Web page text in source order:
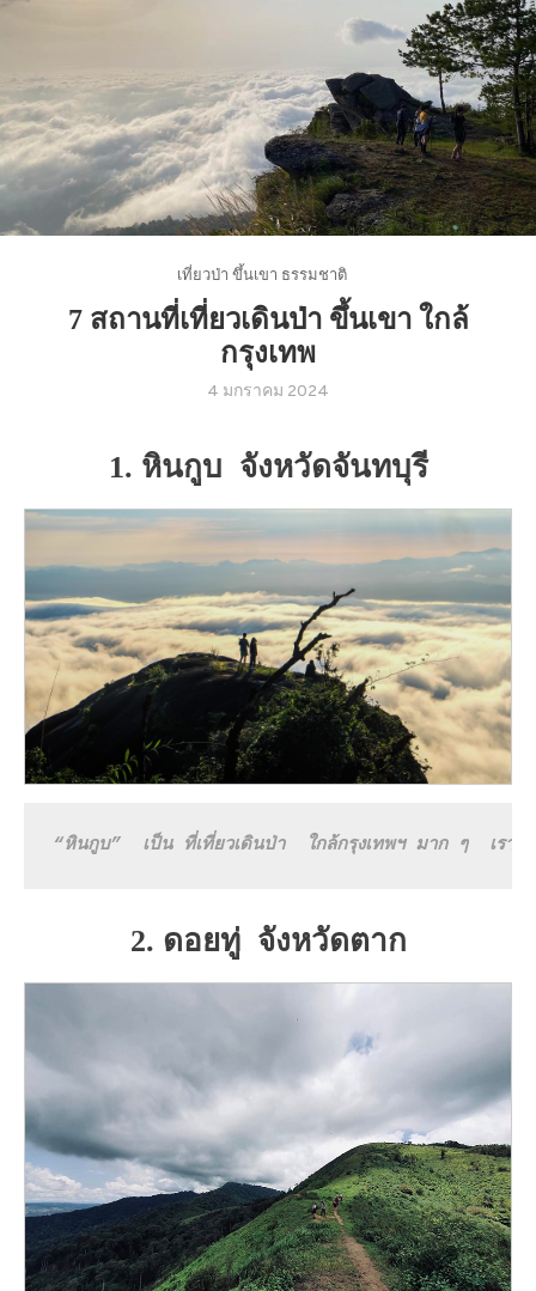
เที่ยวป่า ขึ้นเขา ธรรมชาติ
7 สถานที่เที่ยวเดินป่า ขึ้นเขา ใกล้
กรุงเทพ
4 มกราคม 2024
1. หินกูบ จังหวัดจันทบุรี
“หินกูบ”  เป็น ที่เที่ยวเดินป่า  ใกล้กรุงเทพฯ มาก ๆ  เราใ
2. ดอยทู่ จังหวัดตาก